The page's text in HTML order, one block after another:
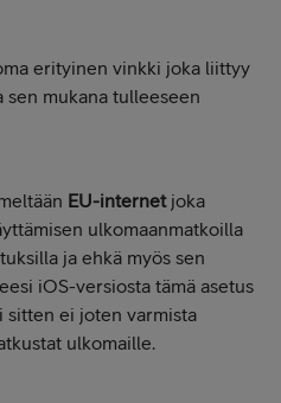
erityinen vinkki joka liittyy
mukana tulleeseen
EU-internetjoka
ulkomaanmatkoilla
ja ehkä myös sen
iOS-versiosta tämä asetus
sitten ei joten varmista
ulkomaille.